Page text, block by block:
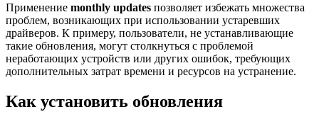
Применение monthly updates позволяет избежать множества
проблем, возникающих при использовании устаревших
драйверов. К примеру, пользователи, не устанавливающие
такие обновления, могут столкнуться с проблемой
неработающих устройств или других ошибок, требующих
дополнительных затрат времени и ресурсов на устранение.
Как установить обновления